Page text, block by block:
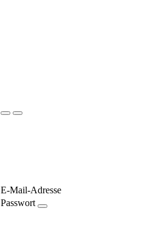
E-Mail-Adresse
Passwort